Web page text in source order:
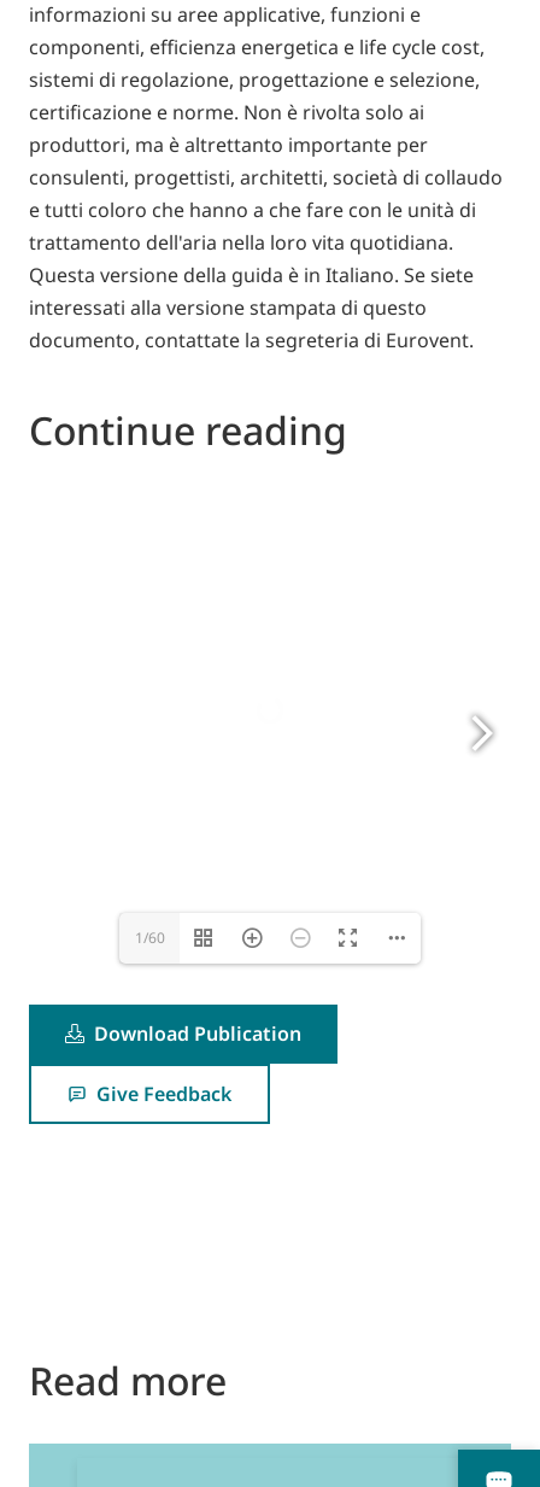
informazioni su aree applicative, funzioni e
componenti, efficienza energetica e life cycle cost,
sistemi di regolazione, progettazione e selezione,
certificazione e norme. Non è rivolta solo ai
produttori, ma è altrettanto importante per
consulenti, progettisti, architetti, società di collaudo
e tutti coloro che hanno a che fare con le unità di
trattamento dell'aria nella loro vita quotidiana.
Questa versione della guida è in Italiano. Se siete
interessati alla versione stampata di questo
documento, contattate la segreteria di Eurovent.
Continue reading
1/60
Download Publication
Give Feedback
Read more